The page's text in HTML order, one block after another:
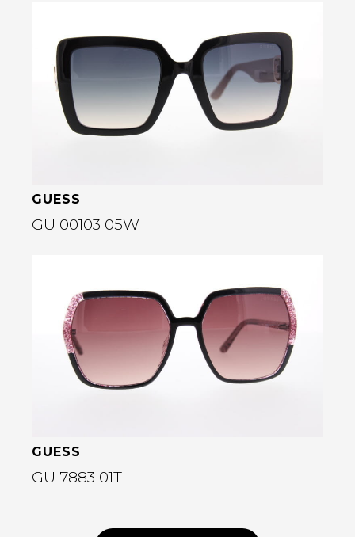
Bekijk deze bril
GUESS
GU 00103 05W
Bekijk deze bril
GUESS
GU 7883 01T